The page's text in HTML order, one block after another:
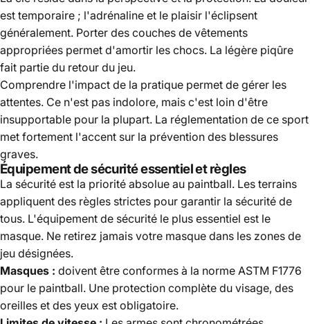
est temporaire ; l'adrénaline et le plaisir l'éclipsent
généralement. Porter des couches de vêtements
appropriées permet d'amortir les chocs. La légère piqûre
fait partie du retour du jeu.
Comprendre l'impact de la pratique permet de gérer les
attentes. Ce n'est pas indolore, mais c'est loin d'être
insupportable pour la plupart. La réglementation de ce sport
met fortement l'accent sur la prévention des blessures
graves.
Équipement de sécurité essentiel et règles
La sécurité est la priorité absolue au paintball. Les terrains
appliquent des règles strictes pour garantir la sécurité de
tous. L'équipement de sécurité le plus essentiel est le
masque. Ne retirez jamais votre masque dans les zones de
jeu désignées.
Masques : doivent être conformes à la norme ASTM F1776
pour le paintball. Une protection complète du visage, des
oreilles et des yeux est obligatoire.